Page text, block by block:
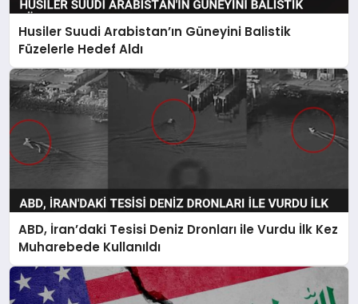
Husiler Suudi Arabistan’ın Güneyini Balistik
Füzelerle Hedef Aldı
ABD, İran’daki Tesisi Deniz Dronları ile Vurdu İlk Kez
Muharebede Kullanıldı